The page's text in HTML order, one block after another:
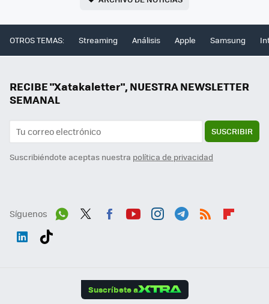
OTROS TEMAS: Streaming Análisis Apple Samsung
RECIBE "Xatakaletter", NUESTRA NEWSLETTER
SEMANAL
SUSCRIBIR
Suscribiéndote aceptas nuestra política de privacidad
Síguenos
Suscríbete a